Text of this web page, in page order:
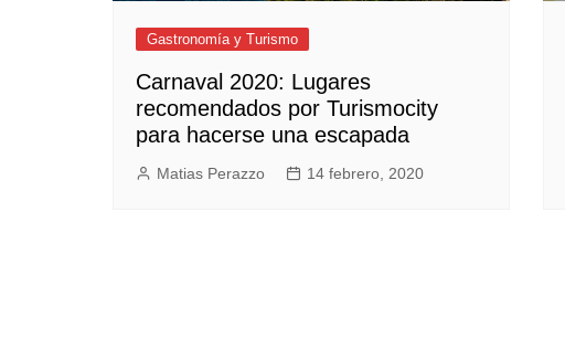
Gastronomía y Turismo
Carnaval 2020: Lugares
recomendados por Turismocity
para hacerse una escapada
Matias Perazzo 14 febrero, 2020